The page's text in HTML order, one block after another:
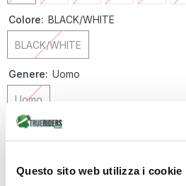
Questo sito web utilizza i cookie
Colore: BLACK/WHITE
BLACK/WHITE
Genere: Uomo
Uomo
Quantità:
la
quantità
quantità